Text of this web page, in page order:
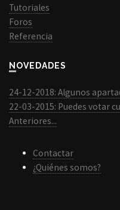
Tutoriales
Foros
Referencia
NOVEDADES
24-12-2018: Algunos
22-03-2015: Puedes votar
Anteriores...
Contactar
¿Quiénes somos?